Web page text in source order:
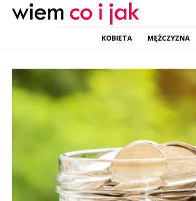
KOBIETA MĘŻCZYZNA